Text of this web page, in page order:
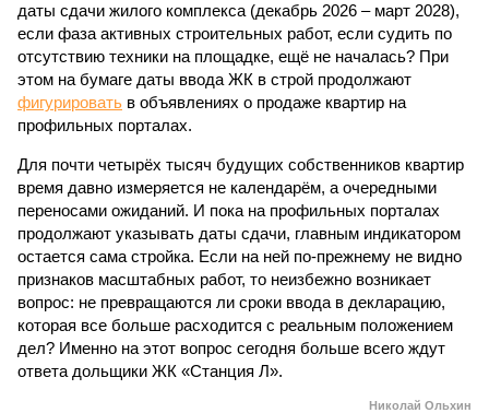
даты сдачи жилого комплекса (декабрь 2026 – март 2028),
если фаза активных строительных работ, если судить по
отсутствию техники на площадке, ещё не началась? При
этом на бумаге даты ввода ЖК в строй продолжают
фигурировать в объявлениях о продаже квартир на
профильных порталах.
Для почти четырёх тысяч будущих собственников квартир
время давно измеряется не календарём, а очередными
переносами ожиданий. И пока на профильных порталах
продолжают указывать даты сдачи, главным индикатором
остается сама стройка. Если на ней по-прежнему не видно
признаков масштабных работ, то неизбежно возникает
вопрос: не превращаются ли сроки ввода в декларацию,
которая все больше расходится с реальным положением
дел? Именно на этот вопрос сегодня больше всего ждут
ответа дольщики ЖК «Станция Л».
Николай Ольхин